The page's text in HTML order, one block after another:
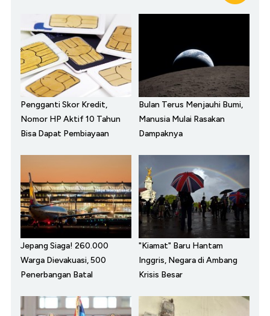
Pengganti Skor Kredit,
Nomor HP Aktif 10 Tahun
Bisa Dapat Pembiayaan
Bulan Terus Menjauhi Bumi,
Manusia Mulai Rasakan
Dampaknya
Jepang Siaga! 260.000
Warga Dievakuasi, 500
Penerbangan Batal
"Kiamat" Baru Hantam
Inggris, Negara di Ambang
Krisis Besar